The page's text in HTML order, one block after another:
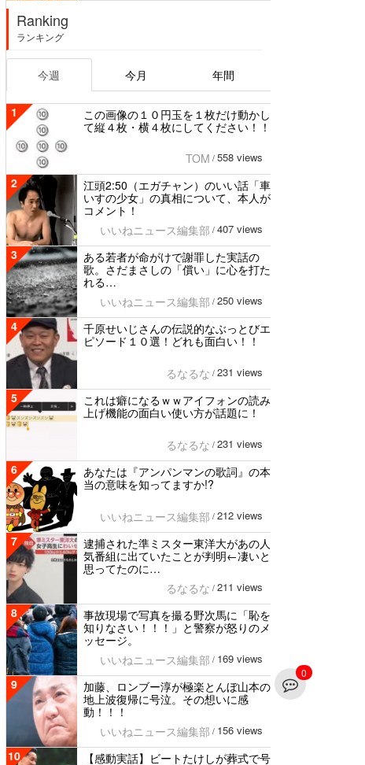
0
Ranking
ランキング
今週 今月 年間
1
この画像の１０円玉を１枚だけ動かし
て縦４枚・横４枚にしてください！！
TOM / 558 views
2
江頭2:50（エガチャン）のいい話「車
いすの少女」の真相について、本人が
コメント！
いいねニュース編集部 / 407 views
3
ある若者が命がけで謝罪した実話の
歌。さだまさしの「償い」に心を打た
れる…
いいねニュース編集部 / 250 views
4
千原せいじさんの伝説的なぶっとびエ
ピソード１０選！どれも面白い！！
るなるな / 231 views
5
これは癖になるｗｗアイフォンの読み
上げ機能の面白い使い方が話題に！
るなるな / 231 views
6
あなたは『アンパンマンの歌詞』の本
当の意味を知ってますか!?
いいねニュース編集部 / 212 views
7
逮捕された準ミスター東洋大があの人
気番組に出ていたことが判明←凄いと
思ってたのに…
るなるな / 211 views
8
事故現場で写真を撮る野次馬に「恥を
知りなさい！！！」と警察が怒りのメ
ッセージ。
いいねニュース編集部 / 169 views
9
加藤、ロンブー淳が極楽とんぼ山本の
地上波復帰に号泣。その想いに感
動！！！
いいねニュース編集部 / 156 views
10
【感動実話】ビートたけしが葬式で号